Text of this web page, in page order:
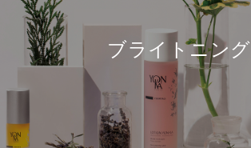
meeting_room ログイン 新規会員登録
-カテゴリー
ブライトニング